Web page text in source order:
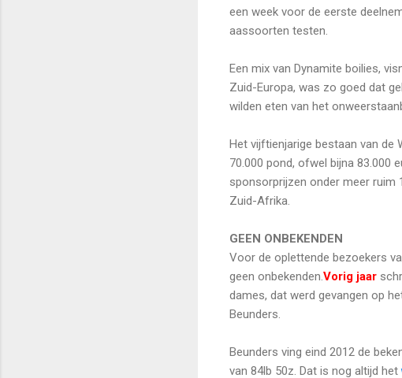
een week voor de eerste
aassoorten testen.
Een mix van Dynamite boilies,
Zuid-Europa, was zo goed dat
wilden eten van het
Het vijftienjarige bestaan van de
70.000 pond, ofwel bijna 83.000
sponsorprijzen onder meer ruim
Zuid-Afrika.
GEEN ONBEKENDEN
Voor de oplettende bezoekers
geen onbekenden. Vorig jaar
dames, dat werd gevangen op
Beunders.
Beunders ving eind 2012 de
van 84lb 50z. Dat is nog altijd het